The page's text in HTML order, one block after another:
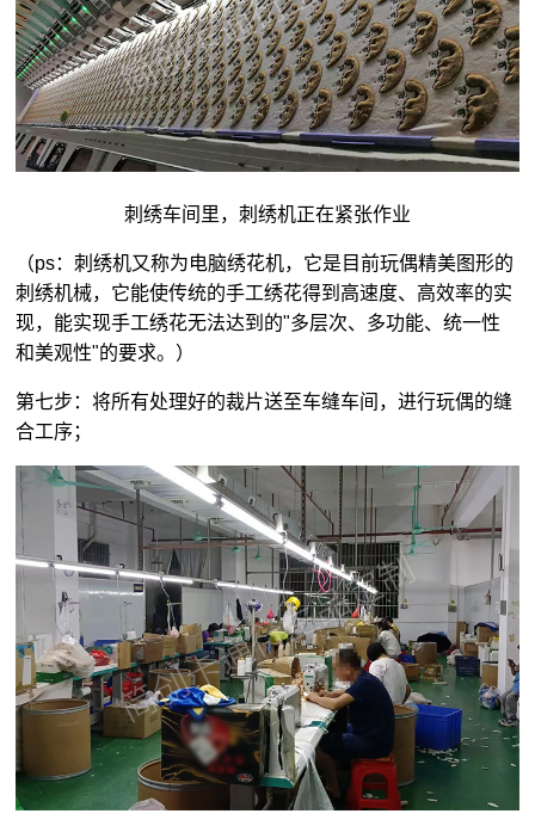
刺绣车间里，刺绣机正在紧张作业
（ps：刺绣机又称为电脑绣花机，它是目前玩偶精美图形的
刺绣机械，它能使传统的手工绣花得到高速度、高效率的实
现，能实现手工绣花无法达到的"多层次、多功能、统一性
和美观性"的要求。）
第七步：将所有处理好的裁片送至车缝车间，进行玩偶的缝
合工序；